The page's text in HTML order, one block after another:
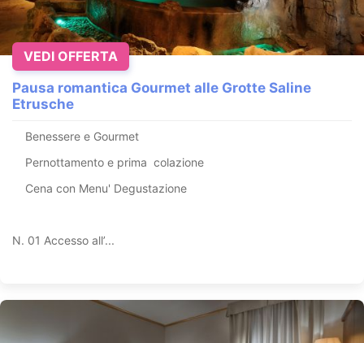
Pausa romantica Gourmet alle Grotte Saline
Etrusche
Benessere e Gourmet
Pernottamento e prima colazione
Cena con Menu' Degustazione
N. 01 Accesso all’...
VEDI OFFERTA